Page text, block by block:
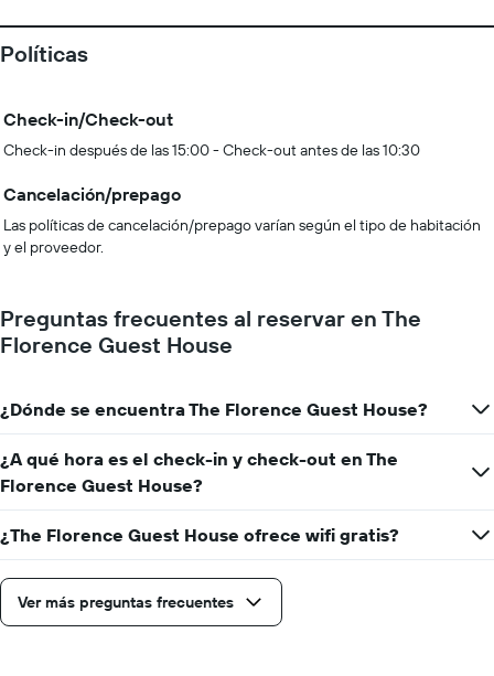
Políticas
Check-in/Check-out
Check-in después de las 15:00 - Check-out antes de las 10:30
Cancelación/prepago
Las políticas de cancelación/prepago varían según el tipo de habitación
y el proveedor.
Preguntas frecuentes al reservar en The
Florence Guest House
¿Dónde se encuentra The Florence Guest House?
¿A qué hora es el check-in y check-out en The
Florence Guest House?
¿The Florence Guest House ofrece wifi gratis?
Ver más preguntas frecuentes